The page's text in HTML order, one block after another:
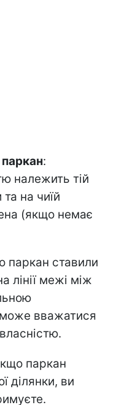
:
належить тій
на чиїй
(якщо немає
паркан ставили
лінії межі між
вважатися
паркан
ділянки, ви